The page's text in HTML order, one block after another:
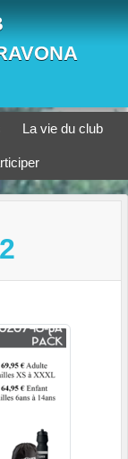
La vie du club